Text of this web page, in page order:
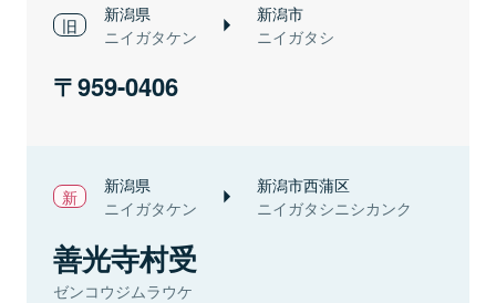
新潟県
ニイガタケン
新潟市
ニイガタシ
959-0406
新潟県
ニイガタケン
新潟市西蒲区
ニイガタシニシカンク
善光寺村受
ゼンコウジムラウケ